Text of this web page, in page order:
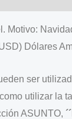
Motivo:
Dólares
ser
utilizar la
ASUNTO,